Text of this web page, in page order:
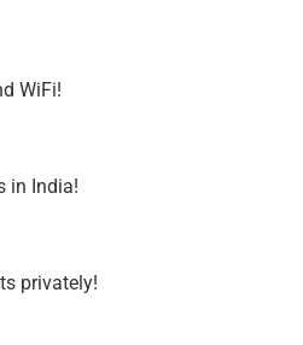
WiFi!
in India!
privately!